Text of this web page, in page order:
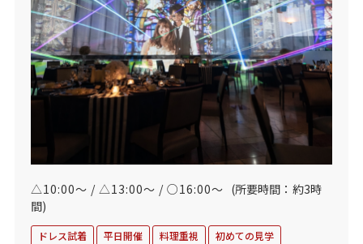
△10:00～ / △13:00～ / ○16:00～ (所要時間：約3時
間)
ドレス試着 平日開催 料理重視
初めての見学